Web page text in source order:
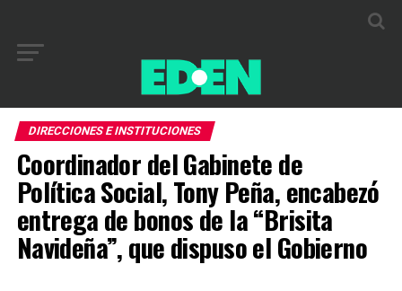
DIRECCIONES E INSTITUCIONES
Coordinador del Gabinete de
Política Social, Tony Peña, encabezó
entrega de bonos de la “Brisita
Navideña”, que dispuso el Gobierno